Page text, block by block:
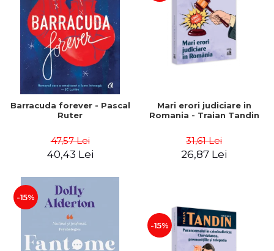
Barracuda forever - Pascal
Ruter
47,57 Lei
40,43 Lei
Mari erori judiciare in
Romania - Traian Tandin
31,61 Lei
26,87 Lei
-15%
-15%